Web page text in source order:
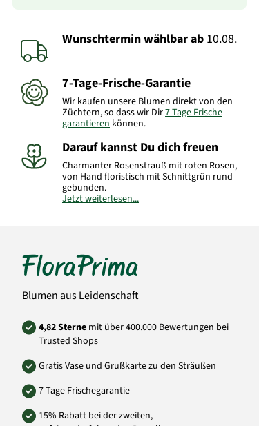
Wunschtermin wählbarab 10.08.
7-Tage-Frische-Garantie
Wir kaufen unsere Blumen direkt von den
Züchtern, so dass wir Dir7 Tage Frische
garantieren können.
Darauf kannst Du dich freuen
Charmanter Rosenstrauß mit roten Rosen,
von Hand floristisch mit Schnittgrün rund
gebunden.
individuell andere Einkaufsquellen durch
seine Großhändler nutzt und somit die
Mengen und Größen der Blüten abweichen
immer dem Wert entsprechende Blumen in
verwendet wird.
Art.-Nr.: NO31
Jetzt weiterlesen...
Blumen aus Leidenschaft
4,82 Sterne mit über 400.000 Bewertungen bei
Trusted Shops
Gratis Vase und Grußkarte zu den Sträußen
7 Tage Frischegarantie
15% Rabatt bei der zweiten,